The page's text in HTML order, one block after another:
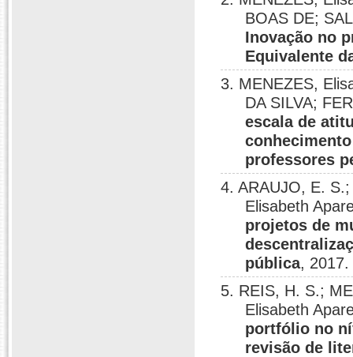
BOAS DE;
Inovação no
Equivalente
3. MENEZES,
DA SILVA;
escala de
professores
4. ARAUJO, E.
Elisabeth
projetos de
pública, 2017.
5. REIS, H. S.;
Elisabeth
portfólio no
revisão de